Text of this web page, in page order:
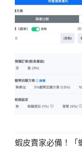
蝦皮賣家必備！「